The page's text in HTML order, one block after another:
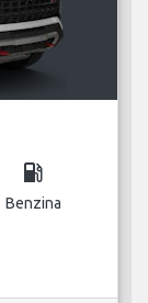
local_gas_station
Benzina